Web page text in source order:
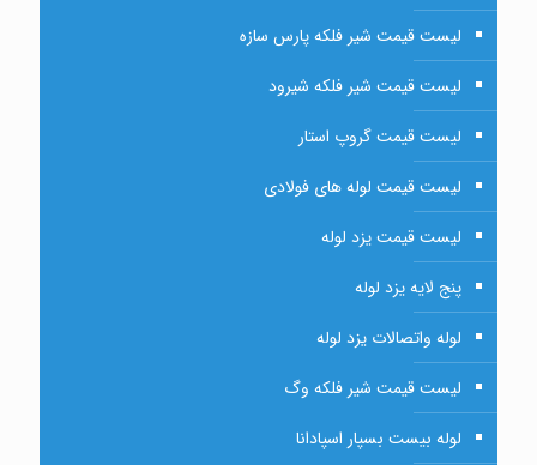
لیست قیمت شیر فلکه پارس سازه
لیست قیمت شیر فلکه شیرود
لیست قیمت گروپ استار
لیست قیمت لوله های فولادی
لیست قیمت یزد لوله
پنج لایه یزد لوله
لوله واتصالات یزد لوله
لیست قیمت شیر فلکه وگ
لوله بیست بسپار اسپادانا